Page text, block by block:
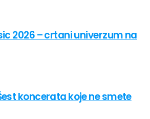
2026 – crtani univerzum na
koncerata koje ne smete